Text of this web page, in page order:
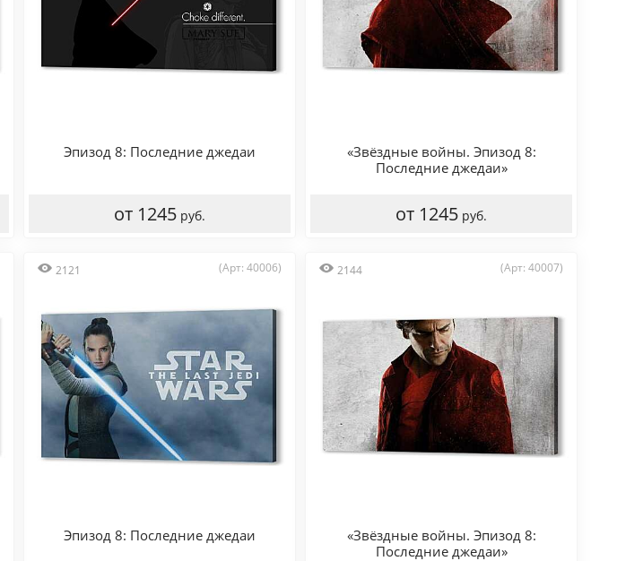
Эпизод 8: Последние джедаи
от 1245 руб.
«Звёздные войны. Эпизод 8:
Последние джедаи»
от 1245 руб.
2121 (Арт: 40006)
Эпизод 8: Последние джедаи
2144 (Арт: 40007)
«Звёздные войны. Эпизод 8:
Последние джедаи»